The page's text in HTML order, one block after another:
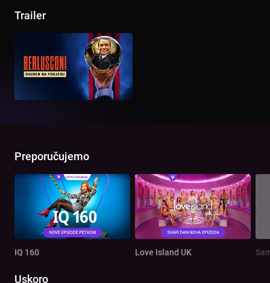
Trailer
Preporučujemo
IQ 160 Love Island UK
Uskoro